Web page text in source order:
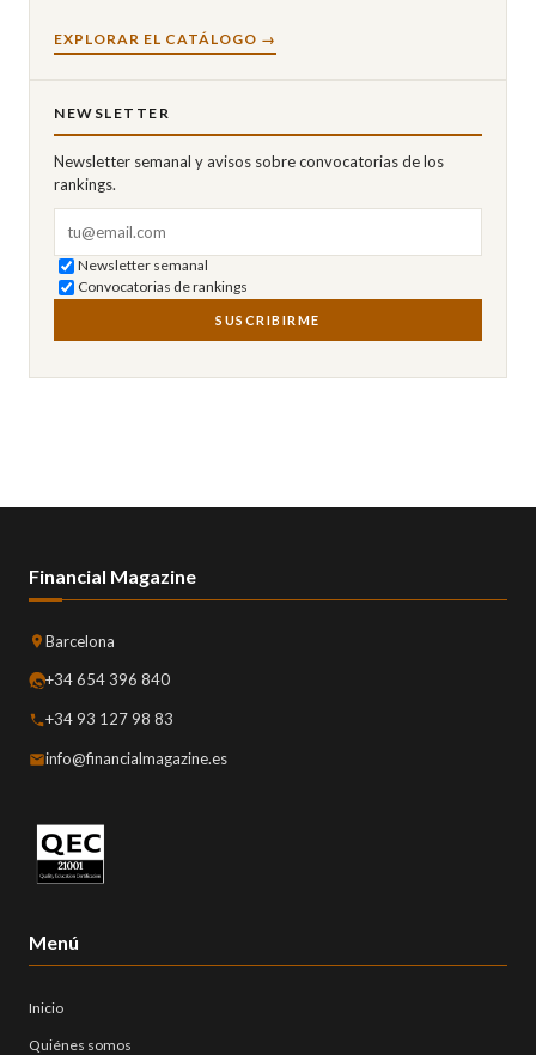
EXPLORAR EL CATÁLOGO →
NEWSLETTER
Newsletter semanal y avisos sobre convocatorias de los
rankings.
Newsletter semanal
Convocatorias de rankings
SUSCRIBIRME
Financial Magazine
Barcelona
+34 654 396 840
+34 93 127 98 83
info@financialmagazine.es
Menú
Inicio
Quiénes somos